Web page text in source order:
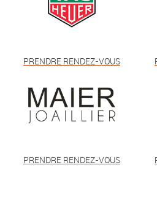
PRENDRE RENDEZ-VOUS
PRENDRE RENDEZ-VOUS